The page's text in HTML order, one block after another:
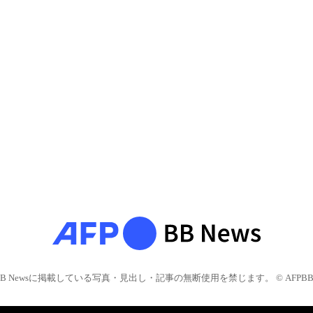
Newsに掲載している写真・見出し・記事の無断使用を禁じます。 © AFPBB